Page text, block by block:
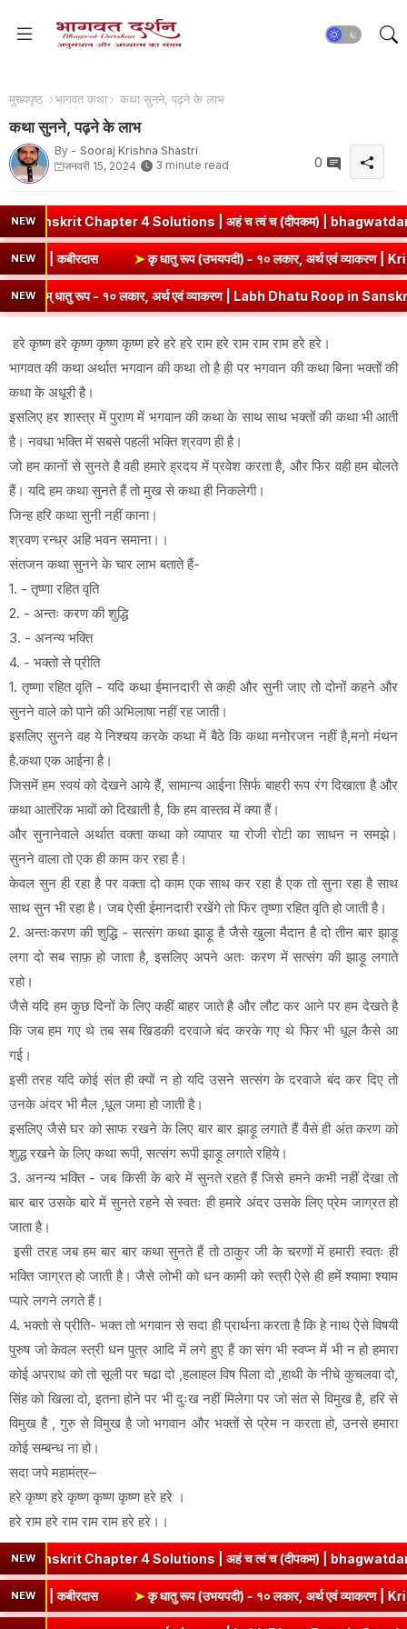
मुख्यपृष्ठ भागवत कथा कथा सुनने, पढ़ने के लाभ
कथा सुनने, पढ़ने के लाभ
By - Sooraj Krishna Shastri
जनवरी 15, 2024
3 minute read 0
NEWChapter 4 Solutions | अहं च त्वं च (दीपकम) |
NEWAnswer | कबीरदास ➤कृ धातु रूप (उभयपदी) - १० लकार, अर्थ एवं
NEW
धातु रूप - १० लकार, अर्थ एवं व्याकरण | Labh Dhatu Roop in Sanskrit
हरे कृष्ण हरे कृष्ण कृष्ण कृष्ण हरे हरे हरे राम हरे राम राम राम हरे हरे।
भागवत की कथा अर्थात भगवान की कथा तो है ही पर भगवान की कथा बिना भक्तों की
कथा के अधूरी है।
इसलिए हर शास्त्र में पुराण में भगवान की कथा के साथ साथ भक्तों की कथा भी आती
है। नवधा भक्ति में सबसे पहली भक्ति श्रवण ही है।
जो हम कानों से सुनते है वही हमारे ह्रदय में प्रवेश करता है, और फिर वही हम बोलते
हैं। यदि हम कथा सुनते हैं तो मुख से कथा ही निकलेगी।
जिन्ह हरि कथा सुनी नहीं काना।
श्रवण रन्ध्र अहि भवन समाना।।
संतजन कथा सुनने के चार लाभ बताते हैं-
1. - तृष्णा रहित वृति
2. - अन्तः करण की शुद्धि
3. - अनन्य भक्ति
4. - भक्तो से प्रीति
1. तृष्णा रहित वृति - यदि कथा ईमानदारी से कही और सुनी जाए तो दोनों कहने और
सुनने वाले को पाने की अभिलाषा नहीं रह जाती।
इसलिए सुनने वह ये निश्चय करके कथा में बैठे कि कथा मनोरजन नहीं है,मनो मंथन
है.कथा एक आईना है।
जिसमें हम स्वयं को देखने आये हैं, सामान्य आईना सिर्फ बाहरी रूप रंग दिखाता है और
कथा आतंरिक भावों को दिखाती है, कि हम वास्तव में क्या हैं।
और सुनानेवाले अर्थात वक्ता कथा को व्यापार या रोजी रोटी का साधन न समझे।
सुनने वाला तो एक ही काम कर रहा है।
केवल सुन ही रहा है पर वक्ता दो काम एक साथ कर रहा है एक तो सुना रहा है साथ
साथ सुन भी रहा है। जब ऐसी ईमानदारी रखेंगे तो फिर तृष्णा रहित वृति हो जाती है।
2. अन्तःकरण की शुद्धि - सत्संग कथा झाड़ू है जैसे खुला मैदान है दो तीन बार झाड़ू
लगा दो सब साफ़ हो जाता है, इसलिए अपने अतः करण में सत्संग की झाड़ू लगाते
रहो।
जैसे यदि हम कुछ दिनों के लिए कहीं बाहर जाते है और लौट कर आने पर हम देखते है
कि जब हम गए थे तब सब खिडकी दरवाजे बंद करके गए थे फिर भी धूल कैसे आ
गई।
इसी तरह यदि कोई संत ही क्यों न हो यदि उसने सत्संग के दरवाजे बंद कर दिए तो
उनके अंदर भी मैल ,धूल जमा हो जाती है।
इसलिए जैसे घर को साफ रखने के लिए बार बार झाड़ू लगाते हैं वैसे ही अंत करण को
शुद्ध रखने के लिए कथा रूपी, सत्संग रूपी झाड़ू लगाते रहिये।
3. अनन्य भक्ति - जब किसी के बारे में सुनते रहते हैं जिसे हमने कभी नहीं देखा तो
बार बार उसके बारे में सुनते रहने से स्वतः ही हमारे अंदर उसके लिए प्रेम जाग्रत हो
जाता है।
इसी तरह जब हम बार बार कथा सुनते हैं तो ठाकुर जी के चरणों में हमारी स्वतः ही
भक्ति जाग्रत हो जाती है। जैसे लोभी को धन कामी को स्त्री ऐसे ही हमें श्यामा श्याम
प्यारे लगने लगते हैं।
4. भक्तो से प्रीति- भक्त तो भगवान से सदा ही प्रार्थना करता है कि हे नाथ ऐसे विषयी
पुरुष जो केवल स्त्री धन पुत्र आदि में लगे हुए हैं का संग भी स्वप्न में भी न हो हमारा
कोई अपराध को तो सूली पर चढा दो ,हलाहल विष पिला दो ,हाथी के नीचे कुचलवा दो,
सिंह को खिला दो, इतना होने पर भी दुःख नहीं मिलेगा पर जो संत से विमुख है, हरि से
विमुख है , गुरु से विमुख है जो भगवान और भक्तों से प्रेम न करता हो, उनसे हमारा
कोई सम्बन्ध ना हो।
सदा जपे महामंत्र–
हरे कृष्ण हरे कृष्ण कृष्ण कृष्ण हरे हरे ।
हरे राम हरे राम राम राम हरे हरे।।
NEWChapter 4 Solutions | अहं च त्वं च (दीपकम) |
NEWAnswer | कबीरदास ➤कृ धातु रूप (उभयपदी) - १० लकार, अर्थ एवं